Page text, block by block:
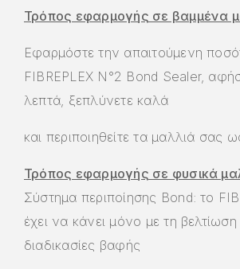
Τρόπος εφαρμογής σε βαμμένα
Εφαρμόστε την απαιτούμενη
FIBREPLEX N°2 Bond Sealer,
λεπτά, ξεπλύνετε καλά
και περιποιηθείτε τα μαλλιά σας
Τρόπος εφαρμογής σε φυσικά
Σύστημα περιποίησης Bond: το
έχει να κάνει μόνο με τη
διαδικασίες βαφής